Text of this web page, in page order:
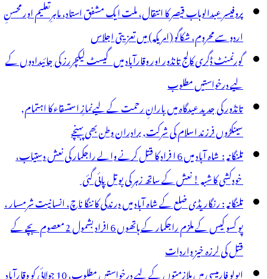
کلکٹر
پروفیسر عبدالوہاب قیصر کا انتقال، ملت ایک مشفق استاد، ماہرِتعلیم اور محسنِ
اردو سے محروم، شکاگو (امریکہ) میں تعزیتی اجلاس
گورنمنٹ ڈگری کالج تانڈور اور وقارآباد میں گیسٹ لیکچررز کی جائیدادوں کے
لیے درخواستیں مطلوب
تانڈور کی جدید عیدگاہ میں بارانِ رحمت کے لیےنمازِ استسقاء کا اہتمام,
سینکڑوں فرزند اسلام کی شرکت, برادران وطن بھی پہنچے
تلنگانہ : شاہ آباد میں 6 ا فراد کا قتل کرنے والے راجکمار کی نعش دستیاب،
خودکشی کا شبہ ! نعش کے ساتھ زہر کی بوتل پائی گئی
تلنگانہ : رنگاریڈی ضلع کے شاہ آباد میں درندگی کا ننگا ناچ، انسانیت شرمسار ،
پو کسو کیس کے ملزم راجکمار کے ہاتھوں 6 افراد بشمول 2 معصوم بچے کے
قتل کی لرزہ خیز واردات
اپولو فارمیسی میں ملازمتوں کے لیے درخواستیں مطلوب، 10 جولائی کو وقارآباد